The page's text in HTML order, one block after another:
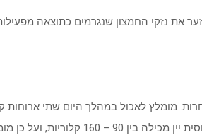
את נזקי החמצון שנגרמים כתוצאה
מומלץ לאכול במהלך היום שתי ארוחות
הארוחה החגיגית, בכדי שלא להגיע